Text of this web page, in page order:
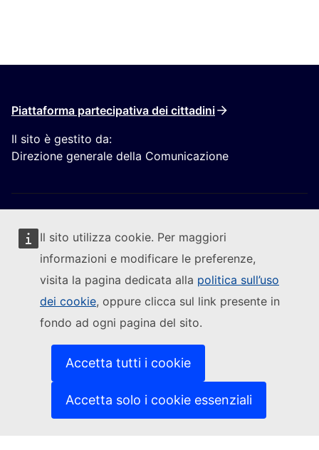
Il sito utilizza cookie. Per maggiori
informazioni e modificare le preferenze,
visita la pagina dedicata alla politica sull’uso
dei cookie, oppure clicca sul link presente in
fondo ad ogni pagina del sito.
Accetta tutti i cookie
Accetta solo i cookie essenziali
Piattaforma partecipativa dei cittadini
Il sito è gestito da:
Direzione generale della Comunicazione
Segui la Commissione europea
Contattaci(Link esterno)
Segnalare una vulnerabilità informatica
Le lingue sui nostri siti web(Link esterno)
(Link esterno)
Politica in materia di privacy
Note legali(Link esterno)